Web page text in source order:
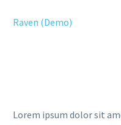
Raven (Demo)
Lorem ipsum dolor sit